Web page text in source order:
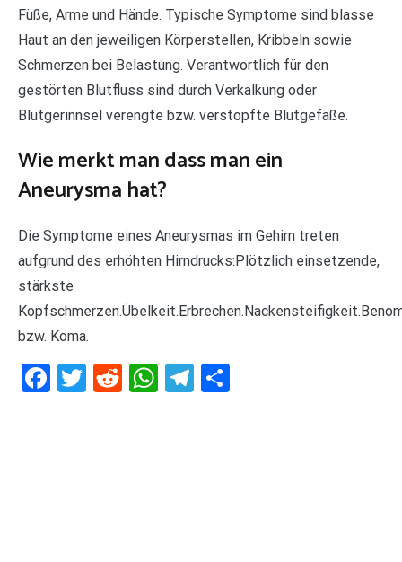
Füße, Arme und Hände. Typische Symptome sind blasse
Haut an den jeweiligen Körperstellen, Kribbeln sowie
Schmerzen bei Belastung. Verantwortlich für den
gestörten Blutfluss sind durch Verkalkung oder
Blutgerinnsel verengte bzw. verstopfte Blutgefäße.
Wie merkt man dass man ein
Aneurysma hat?
Die Symptome eines Aneurysmas im Gehirn treten
aufgrund des erhöhten Hirndrucks:Plötzlich einsetzende,
stärkste
bzw. Koma.
Facebook
Twitter
RedditWhatsApp
Telegram